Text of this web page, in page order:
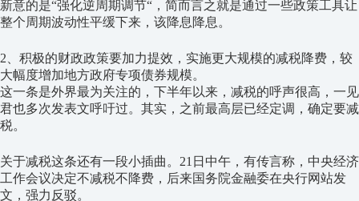
新意的是“强化逆周期调节“，简而言之就是通过一些政策工具让
整个周期波动性平缓下来，该降息降息。
2、积极的财政政策要加力提效，实施更大规模的减税降费，较
大幅度增加地方政府专项债券规模。
这一条是外界最为关注的，下半年以来，减税的呼声很高，一见
君也多次发表文呼吁过。其实，之前最高层已经定调，确定要减
税。
关于减税这条还有一段小插曲。21日中午，有传言称，中央经济
工作会议决定不减税不降费，后来国务院金融委在央行网站发
文，强力反驳。